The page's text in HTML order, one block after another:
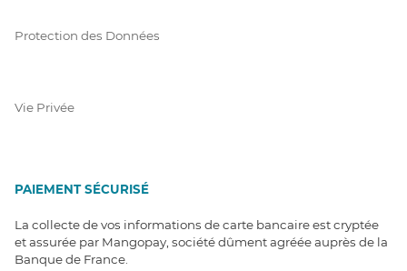
Protection des Données
Vie Privée
PAIEMENT SÉCURISÉ
La collecte de vos informations de carte bancaire est cryptée
et assurée par Mangopay, société dûment agréée auprès de la
Banque de France.